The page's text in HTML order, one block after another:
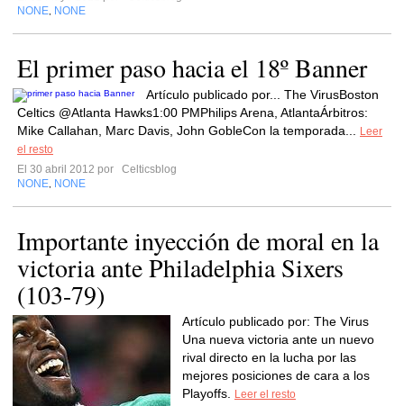
NONE NONE
El primer paso hacia el 18º Banner
Artículo publicado por... The VirusBoston
Celtics @Atlanta Hawks1:00 PMPhilips Arena, AtlantaÁrbitros:
Mike Callahan, Marc Davis, John GobleCon la temporada...
Leer
el resto
El 30 abril 2012 por
Celticsblog
NONE NONE
Importante inyección de moral en la
victoria ante Philadelphia Sixers
(103-79)
Artículo publicado por: The Virus
Una nueva victoria ante un nuevo
rival directo en la lucha por las
mejores posiciones de cara a los
Playoffs.
Leer el resto